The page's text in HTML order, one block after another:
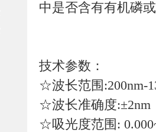
中是否含有有机磷
技术参数：
☆波长范围:200nm-
☆波长准确度:±2nm
☆吸光度范围: